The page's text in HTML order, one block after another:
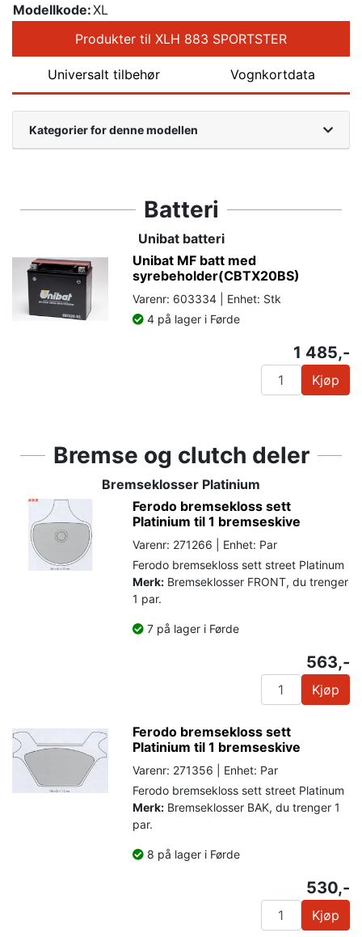
Modellkode:XL
Produkter til XLH 883 SPORTSTER
Universalt tilbehør Vognkortdata
Kategorier for denne modellen
Batteri
Unibat batteri
Unibat MF batt med
syrebeholder(CBTX20BS)
Varenr: 603334 | Enhet: Stk
4 på lager i Førde
1 485,-
Kjøp
Bremse og clutch deler
Bremseklosser Platinium
Ferodo bremsekloss sett
Platinium til 1 bremseskive
Varenr: 271266 | Enhet: Par
Ferodo bremsekloss sett street Platinum
Merk: Bremseklosser FRONT, du trenger
1 par.
7 på lager i Førde
563,-
Kjøp
Ferodo bremsekloss sett
Platinium til 1 bremseskive
Varenr: 271356 | Enhet: Par
Ferodo bremsekloss sett street Platinum
Merk: Bremseklosser BAK, du trenger 1
par.
8 på lager i Førde
530,-
Kjøp